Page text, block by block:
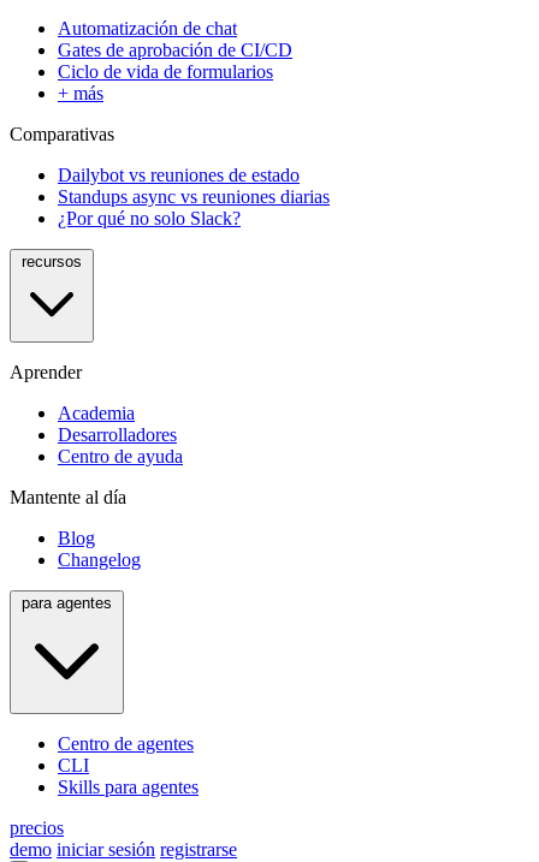
Automatización de chat
Gates de aprobación de CI/CD
Ciclo de vida de formularios
+ más
Comparativas
Dailybot vs reuniones de estado
Standups async vs reuniones diarias
¿Por qué no solo Slack?
Aprender
Academia
Desarrolladores
Centro de ayuda
Mantente al día
Blog
Changelog
Centro de agentes
CLI
Skills para agentes
precios
demo iniciar sesión registrarse